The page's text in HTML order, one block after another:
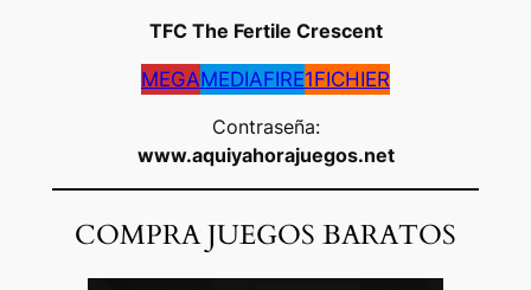
TFC The Fertile Crescent
MEGAMEDIAFIRE1FICHIER
Contraseña:
www.aquiyahorajuegos.net
COMPRA JUEGOS BARATOS